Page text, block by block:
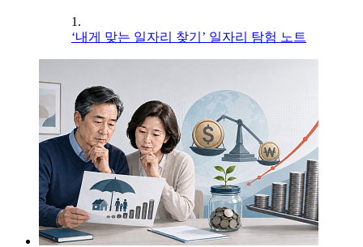
1.
‘내게 맞는 일자리 찾기’ 일자리 탐험 노트